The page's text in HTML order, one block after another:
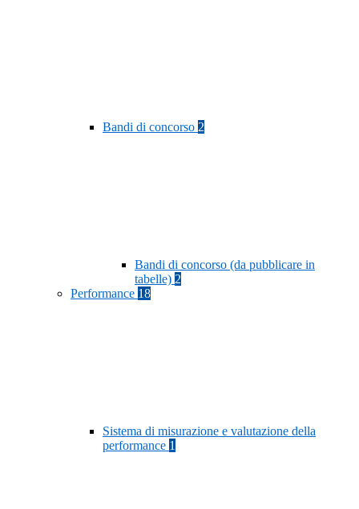
Bandi di concorso 2
Bandi di concorso (da pubblicare in
tabelle) 2
Performance 18
Sistema di misurazione e valutazione della
performance 1